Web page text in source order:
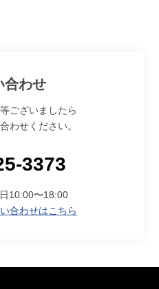
合わせ
ございましたら
わせください。
3373
10:00〜18:00
合わせはこちら